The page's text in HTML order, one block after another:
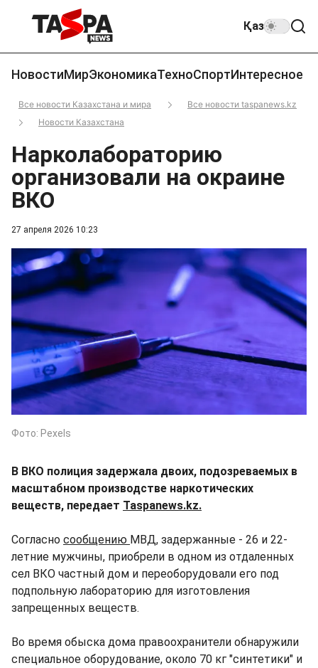
Қаз
НовостиМирЭкономикаТехноСпортИнтересное
Все новости Казахстана и мира
Все новости taspanews.kz
Новости Казахстана
27 апреля 2026 10:23
Нарколабораторию
организовали на окраине
ВКО
Фото: Pexels
В ВКО полиция задержала двоих, подозреваемых в
масштабном производстве наркотических
веществ, передает Taspanews.kz.
Согласно сообщению МВД, задержанные - 26 и 22-
летние мужчины, приобрели в одном из отдаленных
сел ВКО частный дом и переоборудовали его под
подпольную лабораторию для изготовления
запрещенных веществ.
Во время обыска дома правоохранители обнаружили
специальное оборудование, около 70 кг "синтетики" и